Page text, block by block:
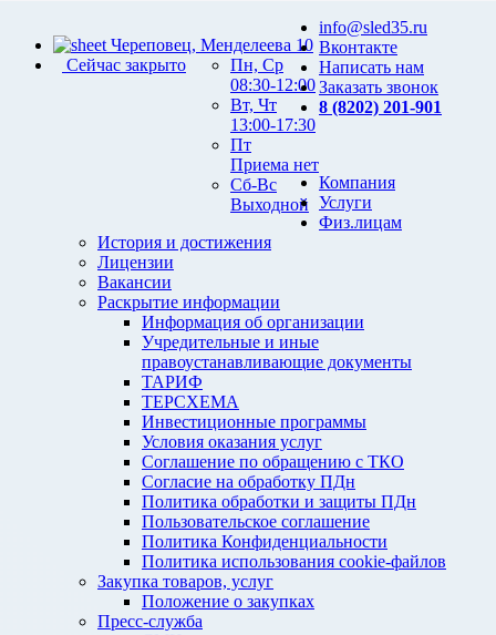
Череповец, Менделеева 10
Сейчас закрыто
Пн, Ср
08:30-12:00
Вт, Чт
13:00-17:30
Пт
Приема нет
Сб-Вс
Выходной
info@sled35.ru
Вконтакте
Написать нам
Заказать звонок
8 (8202) 201-901
Компания
История и достижения
Лицензии
Вакансии
Раскрытие информации
Информация об организации
Учредительные и иные
правоустанавливающие документы
ТАРИФ
ТЕРСХЕМА
Инвестиционные программы
Условия оказания услуг
Соглашение по обращению с ТКО
Согласие на обработку ПДн
Политика обработки и защиты ПДн
Пользовательское соглашение
Политика Конфиденциальности
Политика использования cookie-файлов
Закупка товаров, услуг
Положение о закупках
Пресс-служба
Услуги
Физ.лицам